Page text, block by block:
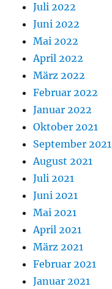
Juli 2022
Juni 2022
Mai 2022
April 2022
März 2022
Februar 2022
Januar 2022
Oktober 2021
September 2021
August 2021
Juli 2021
Juni 2021
Mai 2021
April 2021
März 2021
Februar 2021
Januar 2021